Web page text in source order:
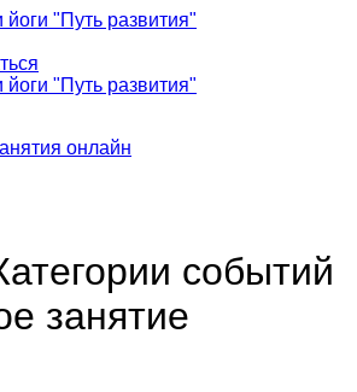
онлайн
событий
занятие